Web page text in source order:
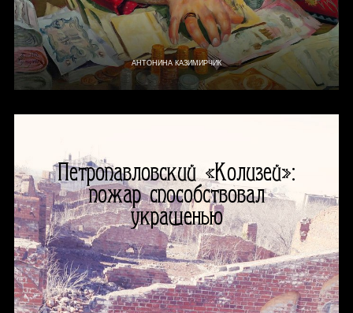
АНТОНИНА КАЗИМИРЧИК
Петропавловский «Колизей»:
пожар способствовал
украшенью